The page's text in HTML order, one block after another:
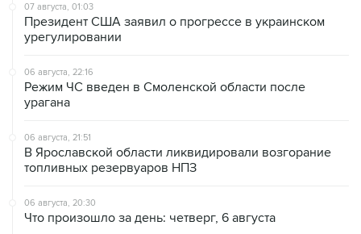
07 августа, 01:03
Президент США заявил о прогрессе в украинском
урегулировании
06 августа, 22:16
Режим ЧС введен в Смоленской области после
урагана
06 августа, 21:51
В Ярославской области ликвидировали возгорание
топливных резервуаров НПЗ
06 августа, 20:30
Что произошло за день: четверг, 6 августа